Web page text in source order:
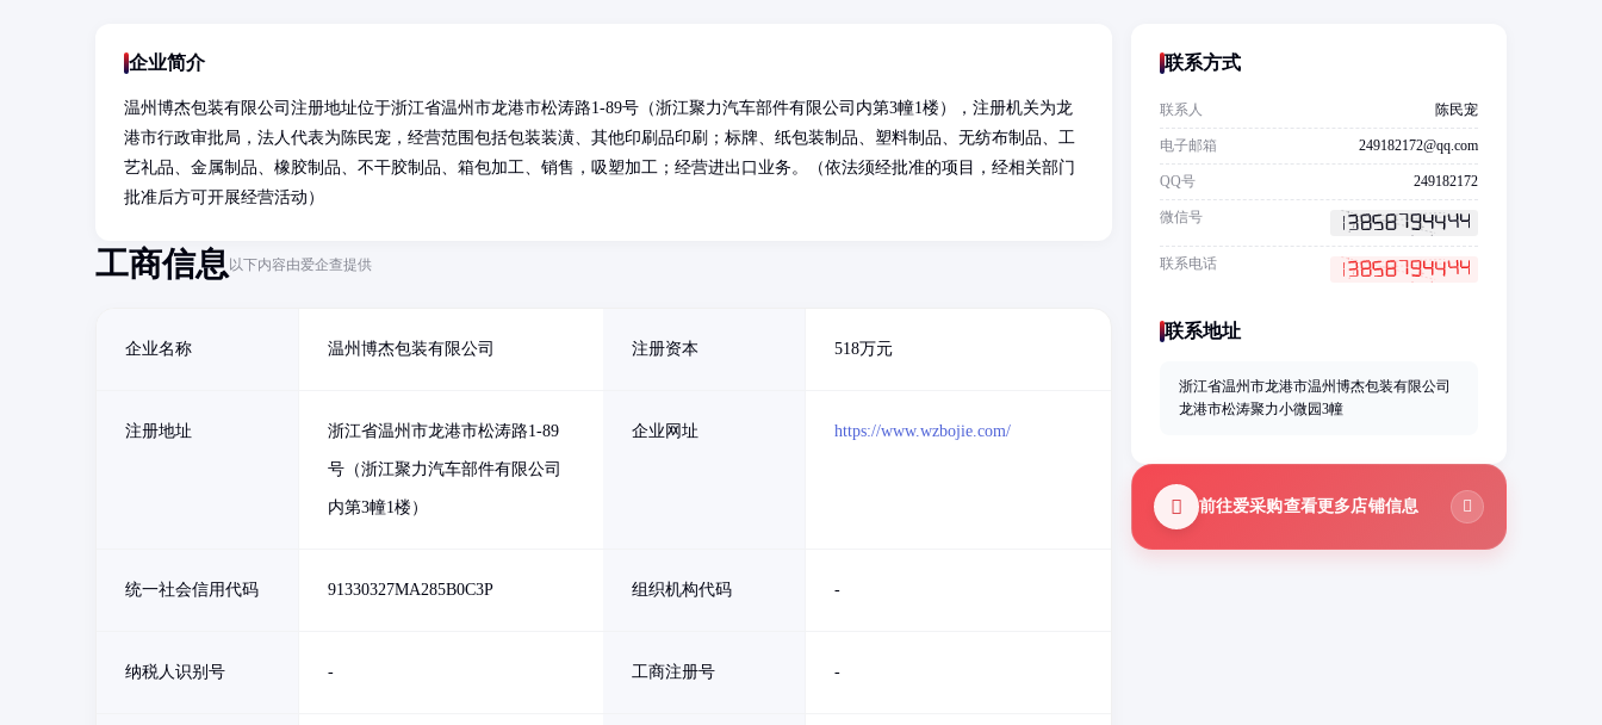
企业简介
温州博杰包装有限公司注册地址位于浙江省温州市龙港市松涛路1-89号（浙江聚力汽车部件有限公司内第3幢1楼），注册机关为龙
港市行政审批局，法人代表为陈民宠，经营范围包括包装装潢、其他印刷品印刷；标牌、纸包装制品、塑料制品、无纺布制品、工
艺礼品、金属制品、橡胶制品、不干胶制品、箱包加工、销售，吸塑加工；经营进出口业务。（依法须经批准的项目，经相关部门
批准后方可开展经营活动）
工商信息以下内容由爱企查提供
企业名称 温州博杰包装有限公司 注册资本 518万元
注册地址 浙江省温州市龙港市松涛路1-89
号（浙江聚力汽车部件有限公司
内第3幢1楼）
企业网址 https://www.wzbojie.com/
统一社会信用代码 91330327MA285B0C3P 组织机构代码 -
纳税人识别号 - 工商注册号 -
联系方式
联系人 陈民宠
电子邮箱 249182172@qq.com
QQ号 249182172
微信号
联系电话
联系地址
浙江省温州市龙港市温州博杰包装有限公司
龙港市松涛聚力小微园3幢
前往爱采购查看更多店铺信息